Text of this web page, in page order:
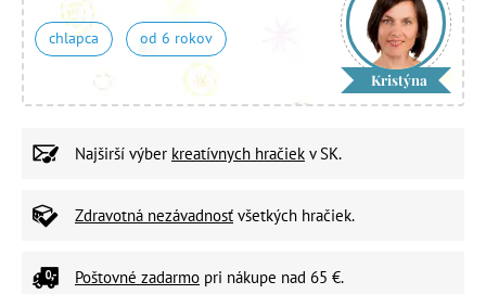
chlapca od 6 rokov
Kristýna
Najširší výber kreatívnych hračiek v SK.
Zdravotná nezávadnosť všetkých hračiek.
Poštovné zadarmo pri nákupe nad 65 €.